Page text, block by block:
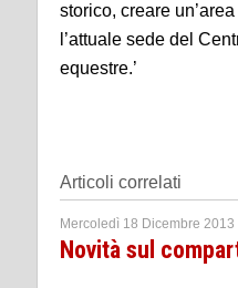
storico, creare
l’attuale sede del
equestre.’
Articoli correlati
Mercoledì 18 Dicembre 2013
Novità sul